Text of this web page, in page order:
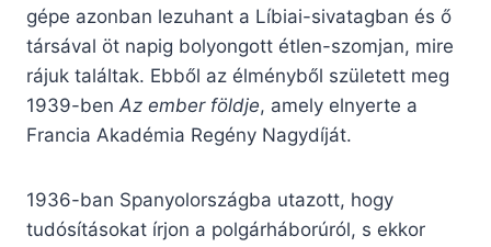
gépe azonban lezuhant a Líbiai-sivatagban és ő
társával öt napig bolyongott étlen-szomjan, mire
rájuk találtak. Ebből az élményből született meg
1939-ben Az ember földje, amely elnyerte a
Francia Akadémia Regény Nagydíját.
1936-ban Spanyolországba utazott, hogy
tudósításokat írjon a polgárháborúról, s ekkor